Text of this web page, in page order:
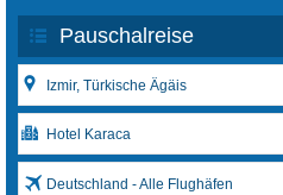
Deutschland - Alle Flughäfen